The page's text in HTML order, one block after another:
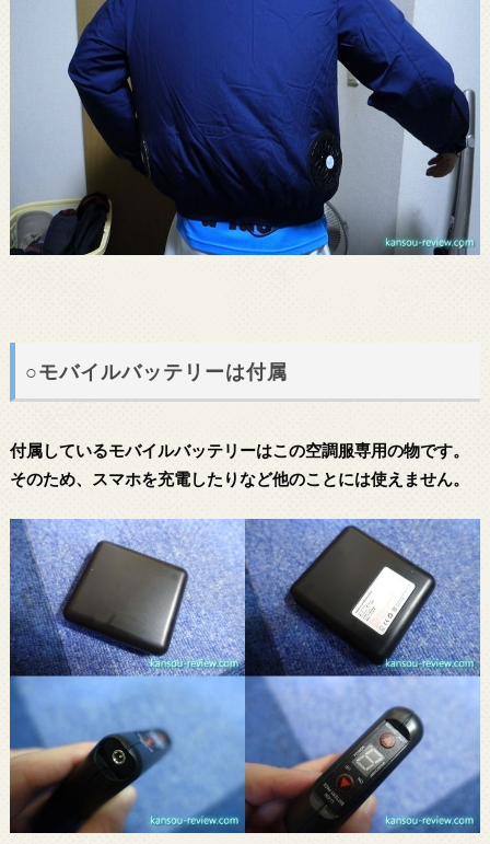
○モバイルバッテリーは付属
付属しているモバイルバッテリーはこの空調服専用の物です。
そのため、スマホを充電したりなど他のことには使えません。